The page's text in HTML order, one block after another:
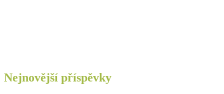
Nejnovější příspěvky